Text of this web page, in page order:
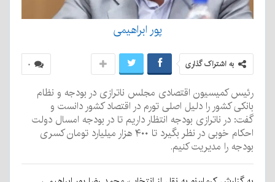
پور ابراهیمی
۰ به اشتراک گذاری
رئیس کمیسیون اقتصادی مجلس ناترازی در بودجه و نظام
بانکی کشور را دلیل اصلی تورم در اقتصاد کشور دانست و
گفت: در ناترازی بودجه انتظار داریم تا در بودجه امسال دولت
احکام خوبی در نظر بگیرد تا ۴۰۰ هزار میلیارد تومان کسری
بودجه را مدیریت کنیم.